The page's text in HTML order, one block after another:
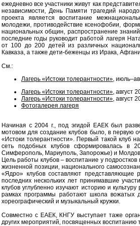
ежедневно все участники живут как
независимости, День Памяти трагедий
проекта является воспитание
молодежи, противодействие ксенофобии,
национальных общин, распространение
последние годы руководит работой лагеря
от 100 до 200 детей из различных
Кавказа, а также дети-беженцы из Ирака,
См.:
Лагерь «Истоки толерантности»,
Лагерь «Истоки толерантности», август
Лагерь «Истоки толерантности», август
Фотогалерея лагеря
Начиная с 2004 г., под эгидой ЕАЕК был
мотовом для создание клубов было, в первую
«Истоки толерантности». Первый такой клуб
сеть подобных клубов сформировалась в
Симферополь, Мариуполь, Запорожье) и
Цель работы клубов – воспитание у
жизненной позиции, национального
«Ядро» клубов составляют
последних нескольких лет принимавшие
клубов углубленно изучают историю и
рамках программы работают школа вожатых
хореографический и музыкальный кружки.
Совместно с ЕАЕК, КНГУ выступает таже
других мероприятий, посвященных воспитанию